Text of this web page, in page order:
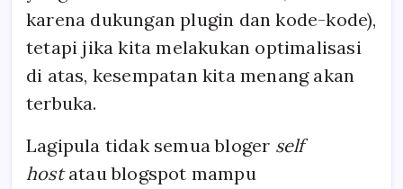
karena dukungan plugin dan kode-kode),
tetapi jika kita melakukan optimalisasi
di atas, kesempatan kita menang akan
terbuka.
Lagipula tidak semua bloger self
hostatau blogspot mampu